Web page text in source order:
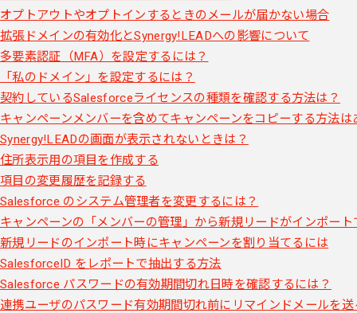
オプトアウトやオプトインするときのメールが届かない場合
拡張ドメインの有効化とSynergy!LEADへの影響について
多要素認証（MFA）を設定するには？
「私のドメイン」を設定するには？
契約しているSalesforceライセンスの種類を確認する方法は？
キャンペーンメンバーを含めてキャンペーンをコピーする方法は
Synergy!LEADの画面が表示されないときは？
住所表示用の項目を作成する
項目の変更履歴を記録する
Salesforce のシステム管理者を変更するには？
キャンペーンの「メンバーの管理」から新規リードがインポート
新規リードのインポート時にキャンペーンを割り当てるには
SalesforceID をレポートで抽出する方法
Salesforce パスワードの有効期間切れ日時を確認するには？
連携ユーザのパスワード有効期間切れ前にリマインドメールを